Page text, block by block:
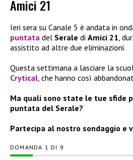
Amici 21
Ieri sera su Canale 5 è andata in
puntata del Serale di Amici 21 ,
assistito ad altre due eliminazioni.
Questa settimana a lasciare la
Crytical , che hanno così
Ma quali sono state le tue sfide
puntata del Serale?
Partecipa al nostro sondaggio e
DOMANDA DI 9